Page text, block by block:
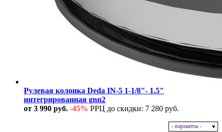
Рулевая колонка Deda IN-5 1-1/8"- 1.5"
интегрированная gnn2
от 3 990 руб. -45% РРЦ до скидки: 7 280 руб.
- варианты -